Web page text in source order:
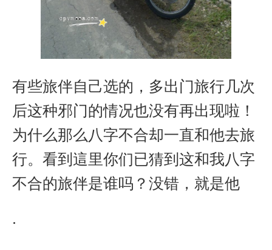
有些旅伴自己选的，多出门旅行几次
后这种邪门的情况也没有再出现啦！
为什么那么八字不合却一直和他去旅
行。看到這里你们已猜到这和我八字
不合的旅伴是谁吗？没错，就是他
·